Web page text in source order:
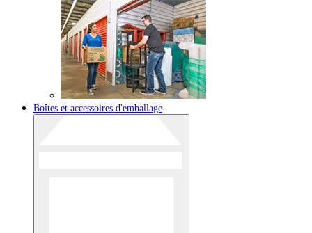
Boîtes et accessoires d'emballage